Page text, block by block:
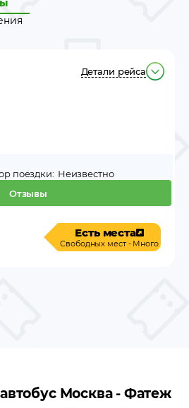
Детали рейса
Отзывы
поездки: Неизвестно
Есть места
Свободных мест - Много
Москва - Фатеж